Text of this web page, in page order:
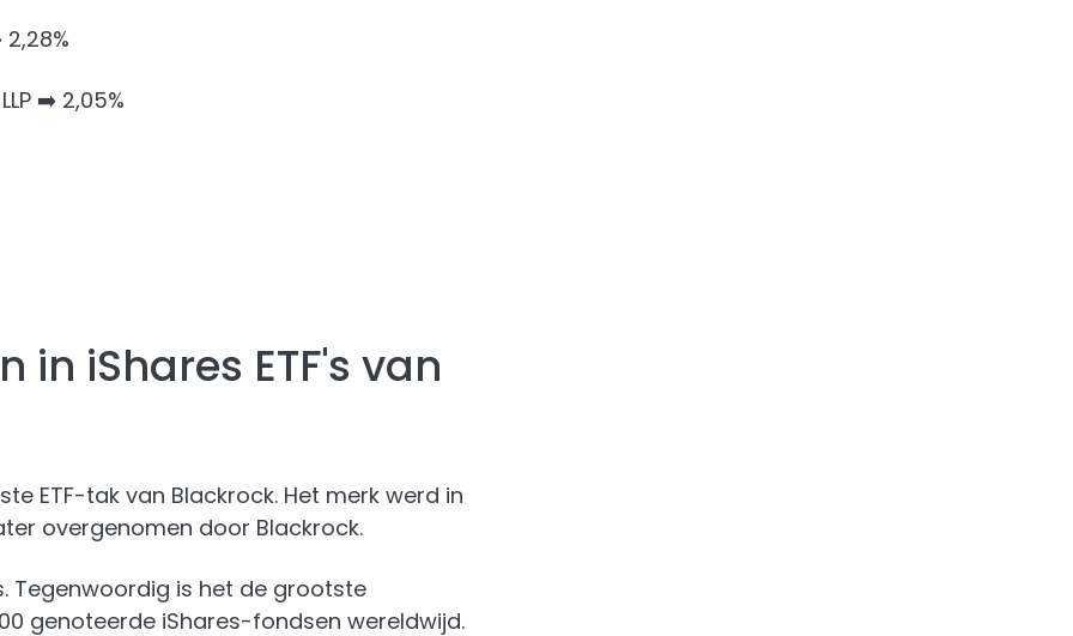
➡️ 2,05%
iShares ETF's van
ETF-tak van Blackrock. Het merk werd in
overgenomen door Blackrock.
Tegenwoordig is het de grootste
genoteerde iShares-fondsen wereldwijd.